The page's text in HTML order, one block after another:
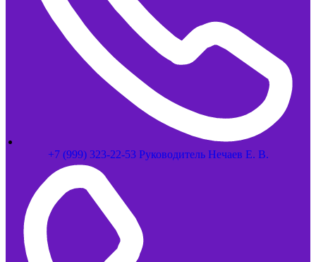
+7 (999) 323-22-53 Руководитель Нечаев Е. В.